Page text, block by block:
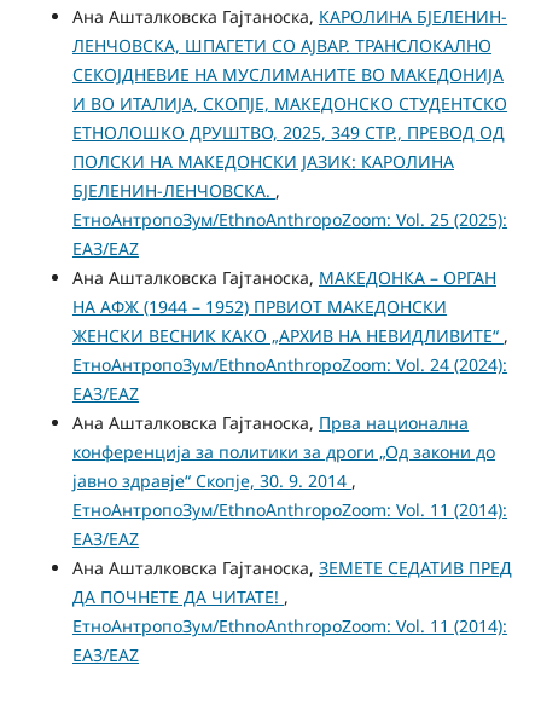
Ана Ашталковска Гајтаноска, КАРОЛИНА БЈЕЛЕНИН-
ЛЕНЧОВСКА, ШПАГЕТИ СО АЈВАР. ТРАНСЛОКАЛНО
СЕКОЈДНЕВИЕ НА МУСЛИМАНИТЕ ВО МАКЕДОНИЈА
И ВО ИТАЛИЈА, СКОПЈЕ, МАКЕДОНСКО СТУДЕНТСКО
ЕТНОЛОШКО ДРУШТВО, 2025, 349 СТР., ПРЕВОД ОД
ПОЛСКИ НА МАКЕДОНСКИ ЈАЗИК: КАРОЛИНА
БЈЕЛЕНИН-ЛЕНЧОВСКА. ,
ЕтноАнтропоЗум/EthnoAnthropoZoom: Vol. 25 (2025):
ЕАЗ/EAZ
Ана Ашталковска Гајтаноска, МАКЕДОНКА – ОРГАН
НА АФЖ (1944 – 1952) ПРВИОТ МАКЕДОНСКИ
ЖЕНСКИ ВЕСНИК КАКО „АРХИВ НА НЕВИДЛИВИТЕ“ ,
ЕтноАнтропоЗум/EthnoAnthropoZoom: Vol. 24 (2024):
ЕАЗ/EAZ
Ана Ашталковска Гајтаноска, Прва национална
конференција за политики за дроги „Од закони до
јавно здравје“ Скопје, 30. 9. 2014 ,
ЕтноАнтропоЗум/EthnoAnthropoZoom: Vol. 11 (2014):
ЕАЗ/EAZ
Ана Ашталковска Гајтаноска, ЗЕМЕТЕ СЕДАТИВ ПРЕД
ДА ПОЧНЕТЕ ДА ЧИТАТЕ! ,
ЕтноАнтропоЗум/EthnoAnthropoZoom: Vol. 11 (2014):
ЕАЗ/EAZ